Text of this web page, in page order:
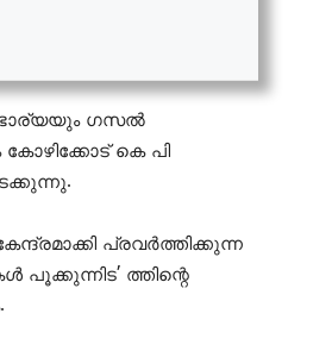
ഗസൽ
കെ പി
പ്രവർത്തിക്കുന്ന
ത്തിന്റെ